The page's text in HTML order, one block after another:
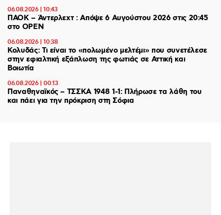
06.08.2026 | 10:43
ΠΑΟΚ – Άντερλεχτ : Απόψε 6 Αυγούστου 2026 στις 20:45
στο ΟΡΕΝ
06.08.2026 | 10:38
Κολυδάς: Τι είναι το «πολωμένο μελτέμι» που συνετέλεσε
στην εφιαλτική εξάπλωση της φωτιάς σε Αττική και
Βοιωτία
06.08.2026 | 00:13
Παναθηναϊκός – ΤΣΣΚΑ 1948 1-1: Πλήρωσε τα λάθη του
και πάει για την πρόκριση στη Σόφια